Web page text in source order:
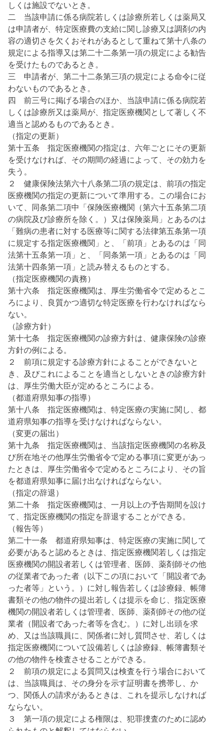
しくは施設でないとき。
二 当該申請に係る病院若しくは診療所若しくは薬局又
は申請者が、特定医療費の支給に関し診療又は調剤の内
容の適切さを欠くおそれがあるとして重ねて第十八条の
規定による指導又は第二十二条第一項の規定による勧告
を受けたものであるとき。
三 申請者が、第二十二条第三項の規定による命令に従
わないものであるとき。
四 前三号に掲げる場合のほか、当該申請に係る病院若
しくは診療所又は薬局が、指定医療機関として著しく不
適当と認めるものであるとき。
（指定の更新）
第十五条 指定医療機関の指定は、六年ごとにその更新
を受けなければ、その期間の経過によって、その効力を
失う。
２ 健康保険法第六十八条第二項の規定は、前項の指定
医療機関の指定の更新について準用する。この場合にお
いて、同条第二項中「保険医療機関（第六十五条第二項
の病院及び診療所を除く。）又は保険薬局」とあるのは
「難病の患者に対する医療等に関する法律第五条第一項
に規定する指定医療機関」と、「前項」とあるのは「同
法第十五条第一項」と、「同条第一項」とあるのは「同
法第十四条第一項」と読み替えるものとする。
（指定医療機関の責務）
第十六条 指定医療機関は、厚生労働省令で定めるとこ
ろにより、良質かつ適切な特定医療を行わなければなら
ない。
（診療方針）
第十七条 指定医療機関の診療方針は、健康保険の診療
方針の例による。
２ 前項に規定する診療方針によることができないと
き、及びこれによることを適当としないときの診療方針
は、厚生労働大臣が定めるところによる。
（都道府県知事の指導）
第十八条 指定医療機関は、特定医療の実施に関し、都
道府県知事の指導を受けなければならない。
（変更の届出）
第十九条 指定医療機関は、当該指定医療機関の名称及
び所在地その他厚生労働省令で定める事項に変更があっ
たときは、厚生労働省令で定めるところにより、その旨
を都道府県知事に届け出なければならない。
（指定の辞退）
第二十条 指定医療機関は、一月以上の予告期間を設け
て、指定医療機関の指定を辞退することができる。
（報告等）
第二十一条 都道府県知事は、特定医療の実施に関して
必要があると認めるときは、指定医療機関若しくは指定
医療機関の開設者若しくは管理者、医師、薬剤師その他
の従業者であった者（以下この項において「開設者であ
った者等」という。）に対し報告若しくは診療録、帳簿
書類その他の物件の提出若しくは提示を命じ、指定医療
機関の開設者若しくは管理者、医師、薬剤師その他の従
業者（開設者であった者等を含む。）に対し出頭を求
め、又は当該職員に、関係者に対し質問させ、若しくは
指定医療機関について設備若しくは診療録、帳簿書類そ
の他の物件を検査させることができる。
２ 前項の規定による質問又は検査を行う場合において
は、当該職員は、その身分を示す証明書を携帯し、か
つ、関係人の請求があるときは、これを提示しなければ
ならない。
３ 第一項の規定による権限は、犯罪捜査のために認め